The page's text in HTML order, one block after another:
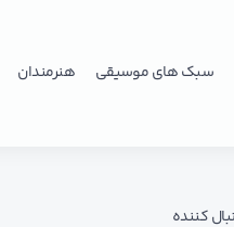
سبک های موسیقی هنرمندان